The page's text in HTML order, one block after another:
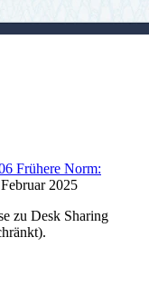
Frühere Norm:
2025
zu Desk Sharing